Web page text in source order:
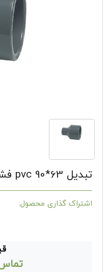
تبدیل 63*90 pvc فشار قوی
اشتراک گذاری محصول: